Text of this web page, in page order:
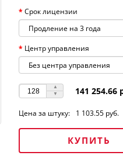
Срок лицензии
Центр управления
141 254.66
Цена за штуку: 1 103.55 руб.
КУПИТЬ